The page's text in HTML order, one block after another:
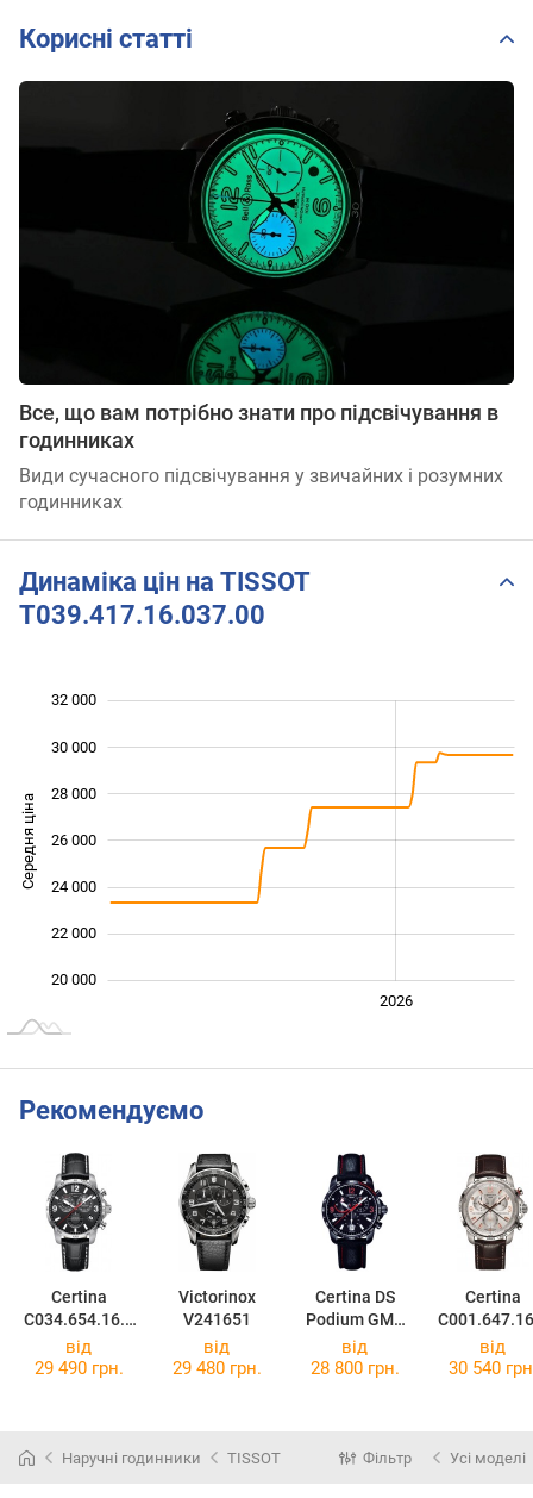
Корисні статті
Все, що вам потрібно знати про підсвічування в
годинниках
Види сучасного підсвічування у звичайних і розумних
годинниках
Динаміка цін на TISSOT
T039.417.16.037.00
Середня ціна 20 000
20 000
22 000
24 000
26 000
28 000
30 000
32 000
2026
Рекомендуємо
Certina
C034.654.16.0
57.00
Victorinox
V241651
Certina DS
Podium GMT
C001.639.16.0
57.02
Certina
37.01
від
29 490 грн.
від
29 480 грн.
від
28 800 грн.
від
30 540
Наручні годинники TISSOT Фільтр Усі моделі